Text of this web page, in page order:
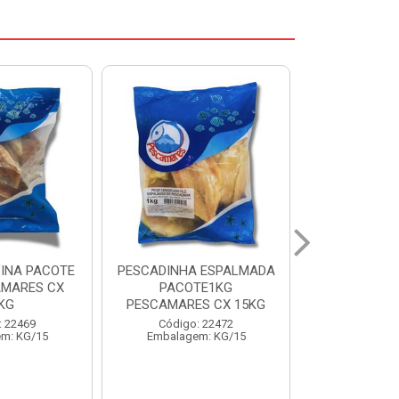
CX 15KG
22472
KG/15
FILE DE PANGA PREMIUM
PACOTE 1KG CAIXA 10KG
Código: 20021
Embalagem: KG/10